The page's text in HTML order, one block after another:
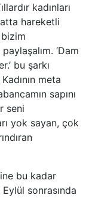
kadınları
hareketli
‘Dam
bu şarkı
meta
sapını
seni
yok sayan, çok
bu kadar
sonrasında